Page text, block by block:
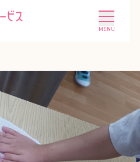
選ばれる理由